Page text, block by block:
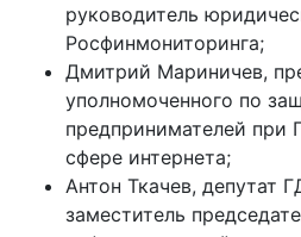
руководитель
Росфинмониторинга;
Дмитрий Мариничев,
уполномоченного по
предпринимателей при
сфере интернета;
Антон Ткачев, депутат
заместитель